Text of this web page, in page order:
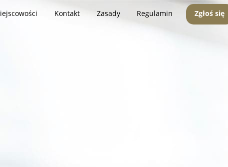
Kontakt Zasady Regulamin Zgłoś się